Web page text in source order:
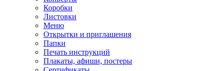
Коробки
Листовки
Меню
Открытки и приглашения
Папки
Печать инструкций
Плакаты, афиши, постеры